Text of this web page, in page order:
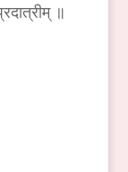
॥